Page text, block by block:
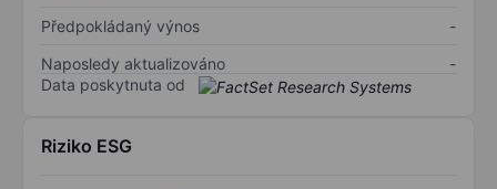
Předpokládaný výnos
-
Naposledy aktualizováno
-
Data poskytnuta od
Riziko ESG